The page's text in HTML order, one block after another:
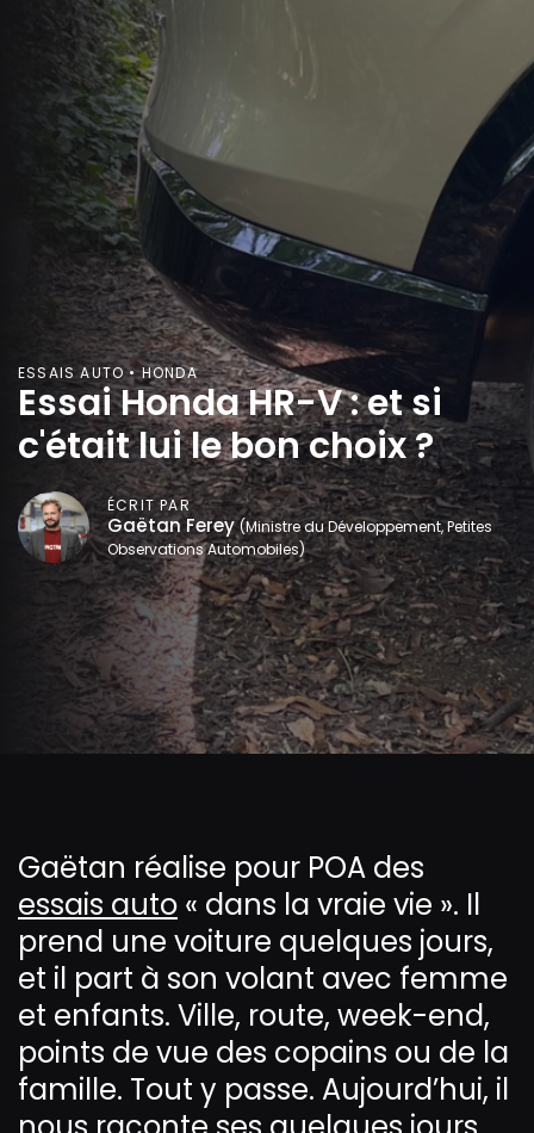
ESSAIS AUTO • HONDA
Essai Honda HR-V : et si
c'était lui le bon choix ?
ÉCRIT PAR
Gaëtan Ferey (Ministre du Développement, Petites
Observations Automobiles)
Gaëtan réalise pour POA des
essais auto « dans la vraie vie ». Il
prend une voiture quelques jours,
et il part à son volant avec femme
et enfants. Ville, route, week-end,
points de vue des copains ou de la
famille. Tout y passe. Aujourd’hui, il